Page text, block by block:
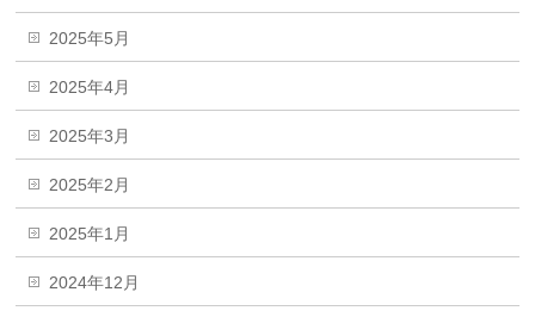
2025年5月
2025年4月
2025年3月
2025年2月
2025年1月
2024年12月